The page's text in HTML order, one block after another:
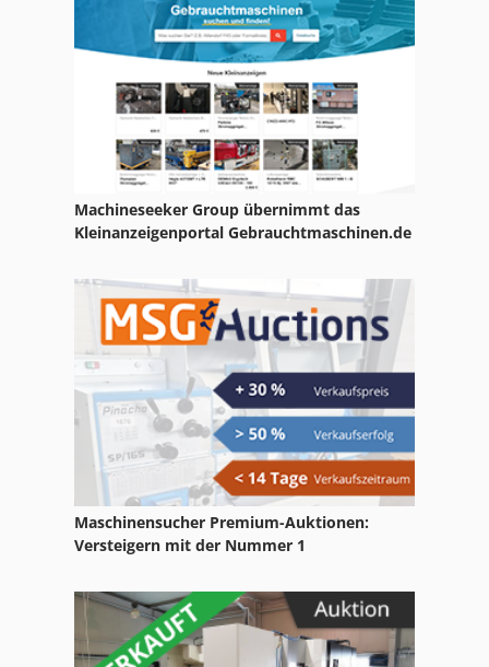
Stock
Sägemehl Maschine
Machineseeker Group übernimmt das
Kleinanzeigenportal Gebrauchtmaschinen.de
Maschinensucher Premium-Auktionen:
Versteigern mit der Nummer 1